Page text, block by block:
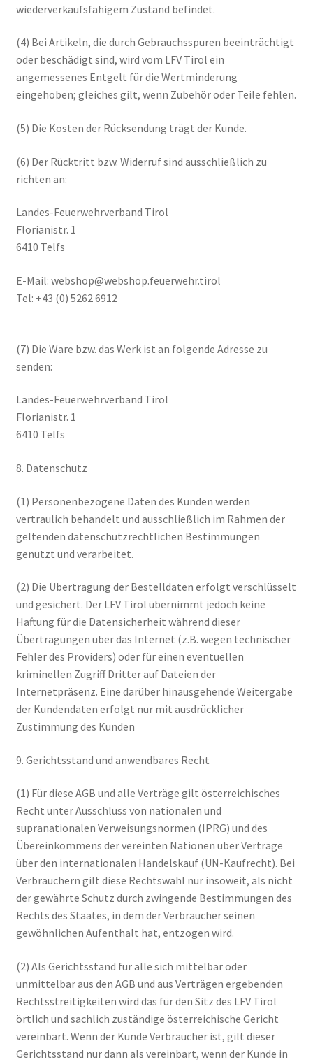
wiederverkaufsfähigem Zustand befindet.
(4) Bei Artikeln, die durch Gebrauchsspuren beeinträchtigt
oder beschädigt sind, wird vom LFV Tirol ein
angemessenes Entgelt für die Wertminderung
eingehoben; gleiches gilt, wenn Zubehör oder Teile fehlen.
(5) Die Kosten der Rücksendung trägt der Kunde.
(6) Der Rücktritt bzw. Widerruf sind ausschließlich zu
richten an:
Landes-Feuerwehrverband Tirol
Florianistr. 1
6410 Telfs
E-Mail: webshop@webshop.feuerwehr.tirol
Tel: +43 (0) 5262 6912
(7) Die Ware bzw. das Werk ist an folgende Adresse zu
senden:
Landes-Feuerwehrverband Tirol
Florianistr. 1
6410 Telfs
8. Datenschutz
(1) Personenbezogene Daten des Kunden werden
vertraulich behandelt und ausschließlich im Rahmen der
geltenden datenschutzrechtlichen Bestimmungen
genutzt und verarbeitet.
(2) Die Übertragung der Bestelldaten erfolgt verschlüsselt
und gesichert. Der LFV Tirol übernimmt jedoch keine
Haftung für die Datensicherheit während dieser
Übertragungen über das Internet (z.B. wegen technischer
Fehler des Providers) oder für einen eventuellen
kriminellen Zugriff Dritter auf Dateien der
Internetpräsenz. Eine darüber hinausgehende Weitergabe
der Kundendaten erfolgt nur mit ausdrücklicher
Zustimmung des Kunden
9. Gerichtsstand und anwendbares Recht
(1) Für diese AGB und alle Verträge gilt österreichisches
Recht unter Ausschluss von nationalen und
supranationalen Verweisungsnormen (IPRG) und des
Übereinkommens der vereinten Nationen über Verträge
über den internationalen Handelskauf (UN-Kaufrecht). Bei
Verbrauchern gilt diese Rechtswahl nur insoweit, als nicht
der gewährte Schutz durch zwingende Bestimmungen des
Rechts des Staates, in dem der Verbraucher seinen
gewöhnlichen Aufenthalt hat, entzogen wird.
(2) Als Gerichtsstand für alle sich mittelbar oder
unmittelbar aus den AGB und aus Verträgen ergebenden
Rechtsstreitigkeiten wird das für den Sitz des LFV Tirol
örtlich und sachlich zuständige österreichische Gericht
vereinbart. Wenn der Kunde Verbraucher ist, gilt dieser
Gerichtsstand nur dann als vereinbart, wenn der Kunde in